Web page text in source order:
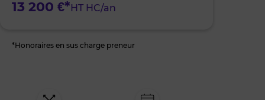
13 200 €*HT HC/an
*Honoraires en sus charge preneur